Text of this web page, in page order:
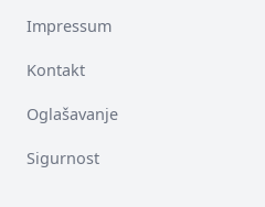
Impressum
Kontakt
Oglašavanje
Sigurnost